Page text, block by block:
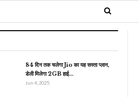
84 दिन तक चलेगा Jio का यह सस्ता प्लान,
डेली मिलेगा 2GB हाई…
Jun 4, 2025